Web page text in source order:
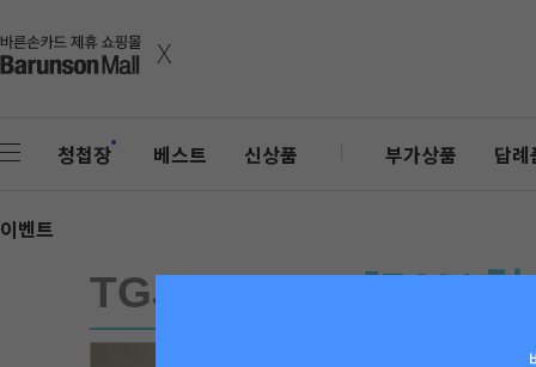
x
청첩장 베스트 신상품 부가상품 답례
이벤트
TGJBK05D1 [51%할